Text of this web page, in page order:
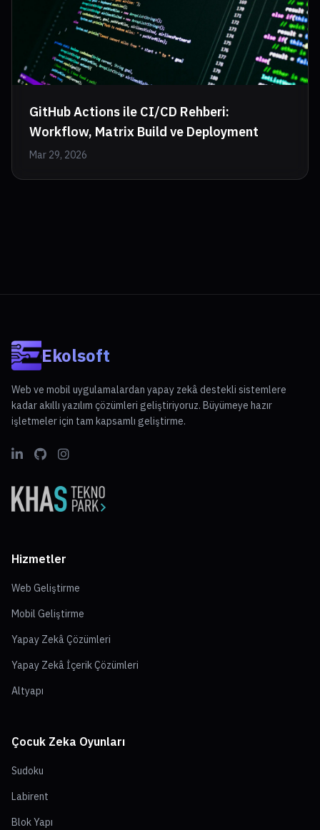
GitHub Actions ile CI/CD Rehberi:
Workflow, Matrix Build ve Deployment
Mar 29, 2026
Ekolsoft
Web ve mobil uygulamalardan yapay zekâ destekli sistemlere
kadar akıllı yazılım çözümleri geliştiriyoruz. Büyümeye hazır
işletmeler için tam kapsamlı geliştirme.
Hizmetler
Web Geliştirme
Mobil Geliştirme
Yapay Zekâ Çözümleri
Yapay Zekâ İçerik Çözümleri
Altyapı
Çocuk Zeka Oyunları
Sudoku
Labirent
Blok Yapı